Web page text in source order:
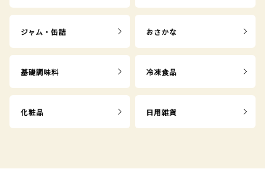
ジャム・缶詰 おさかな
基礎調味料 冷凍食品
化粧品 日用雑貨